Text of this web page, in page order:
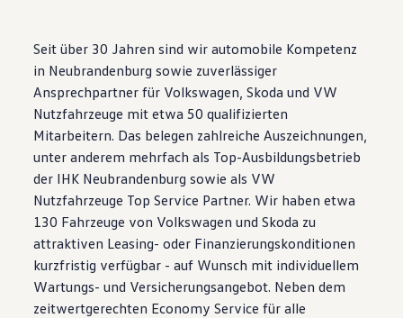
Transport
Familie
Elektromobilität
Volkswagen R
Pannen- und Unfallhilfe
Volkswagen Kundenbetreuung
Seit über 30 Jahren sind wir automobile Kompetenz
in Neubrandenburg sowie zuverlässiger
Ansprechpartner für Volkswagen, Skoda und VW
Nutzfahrzeuge mit etwa 50 qualifizierten
Mitarbeitern. Das belegen zahlreiche Auszeichnungen,
unter anderem mehrfach als Top-Ausbildungsbetrieb
der IHK Neubrandenburg sowie als VW
Nutzfahrzeuge Top Service Partner. Wir haben etwa
130 Fahrzeuge von Volkswagen und Skoda zu
attraktiven Leasing- oder Finanzierungskonditionen
kurzfristig verfügbar - auf Wunsch mit individuellem
Wartungs- und Versicherungsangebot. Neben dem
zeitwertgerechten Economy Service für alle